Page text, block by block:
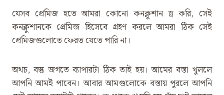
যেসব প্রেমিজ হতে আমরা কোনো কনক্লুশান ড্র করি, সেই
কনক্লুশানকে প্রেমিজ হিসেবে গ্রহণ করলে আমরা ঠিক সেই
প্রেমিজগুলোতে ফেরত যেতে পারি না।
অথচ, বস্তু জগতে ব্যাপারটা ঠিক তাই হয়। আমের বস্তা খুললে
আপনি আমই পাবেন। আবার আমগুলোকে বস্তায় পুরলে আপনি